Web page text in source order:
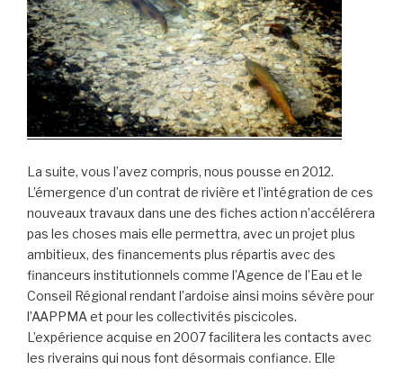
La suite, vous l’avez compris, nous pousse en 2012.
L’émergence d’un contrat de rivière et l’intégration de ces
nouveaux travaux dans une des fiches action n’accélérera
pas les choses mais elle permettra, avec un projet plus
ambitieux, des financements plus répartis avec des
financeurs institutionnels comme l’Agence de l’Eau et le
Conseil Régional rendant l’ardoise ainsi moins sévère pour
l’AAPPMA et pour les collectivités piscicoles.
L’expérience acquise en 2007 facilitera les contacts avec
les riverains qui nous font désormais confiance. Elle